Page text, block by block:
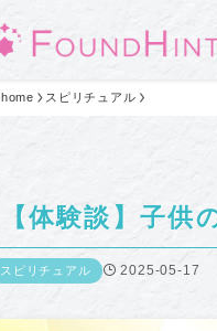
home スピリチュアル
【体験談】子供
スピリチュアル 2025-05-17